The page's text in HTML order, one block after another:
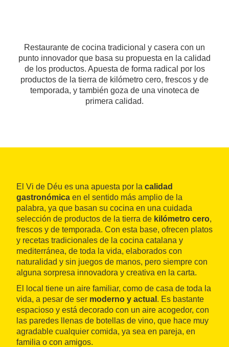
Restaurante de cocina tradicional y casera con un
punto innovador que basa su propuesta en la calidad
de los productos. Apuesta de forma radical por los
productos de la tierra de kilómetro cero, frescos y de
temporada, y también goza de una vinoteca de
primera calidad.
El Vi de Déu es una apuesta por la calidad
gastronómica en el sentido más amplio de la
palabra, ya que basan su cocina en una cuidada
selección de productos de la tierra de kilómetro cero,
frescos y de temporada. Con esta base, ofrecen platos
y recetas tradicionales de la cocina catalana y
mediterránea, de toda la vida, elaborados con
naturalidad y sin juegos de manos, pero siempre con
alguna sorpresa innovadora y creativa en la carta.
El local tiene un aire familiar, como de casa de toda la
vida, a pesar de ser moderno y actual . Es bastante
espacioso y está decorado con un aire acogedor, con
las paredes llenas de botellas de vino, que hace muy
agradable cualquier comida, ya sea en pareja, en
familia o con amigos.